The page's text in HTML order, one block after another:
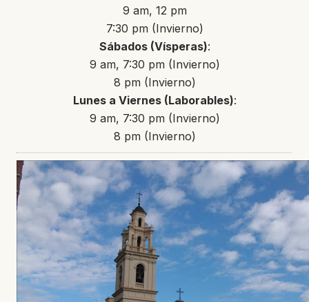
9 am, 12 pm
7:30 pm (Invierno)
Sábados (Vísperas):
9 am, 7:30 pm (Invierno)
8 pm (Invierno)
Lunes a Viernes (Laborables):
9 am, 7:30 pm (Invierno)
8 pm (Invierno)